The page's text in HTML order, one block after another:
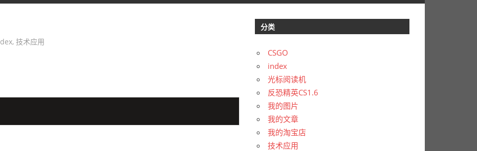
, 技术应用
分类
CSGO
index
光标阅读机
反恐精英CS1.6
我的图片
我的文章
我的淘宝店
技术应用